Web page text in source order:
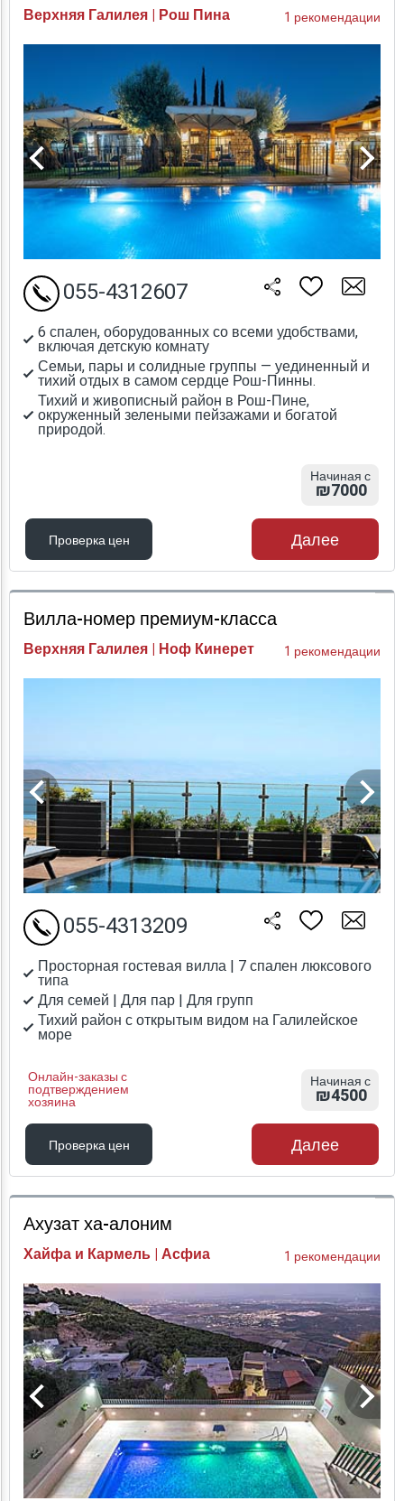
Верхняя Галилея | Рош Пина 1 рекомендации
6 спален, оборудованных со всеми удобствами,
включая детскую комнату
Семьи, пары и солидные группы — уединенный и
тихий отдых в самом сердце Рош-Пинны.
Тихий и живописный район в Рош-Пине,
окруженный зелеными пейзажами и богатой
природой.
055-4312607
Начиная с
₪7000
Проверка цен
Проверка цен
Далее
Вилла-номер премиум-класса
Верхняя Галилея | Ноф Кинерет 1 рекомендации
Просторная гостевая вилла | 7 спален люксового
типа
Для семей | Для пар | Для групп
Тихий район с открытым видом на Галилейское
море
Онлайн-заказы с
подтверждением
хозяина
055-4313209
Начиная с
₪4500
Проверка цен
Проверка цен
Далее
Ахузат ха-алоним
Хайфа и Кармель | Асфиа 1 рекомендации